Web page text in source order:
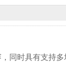
同时具有支持